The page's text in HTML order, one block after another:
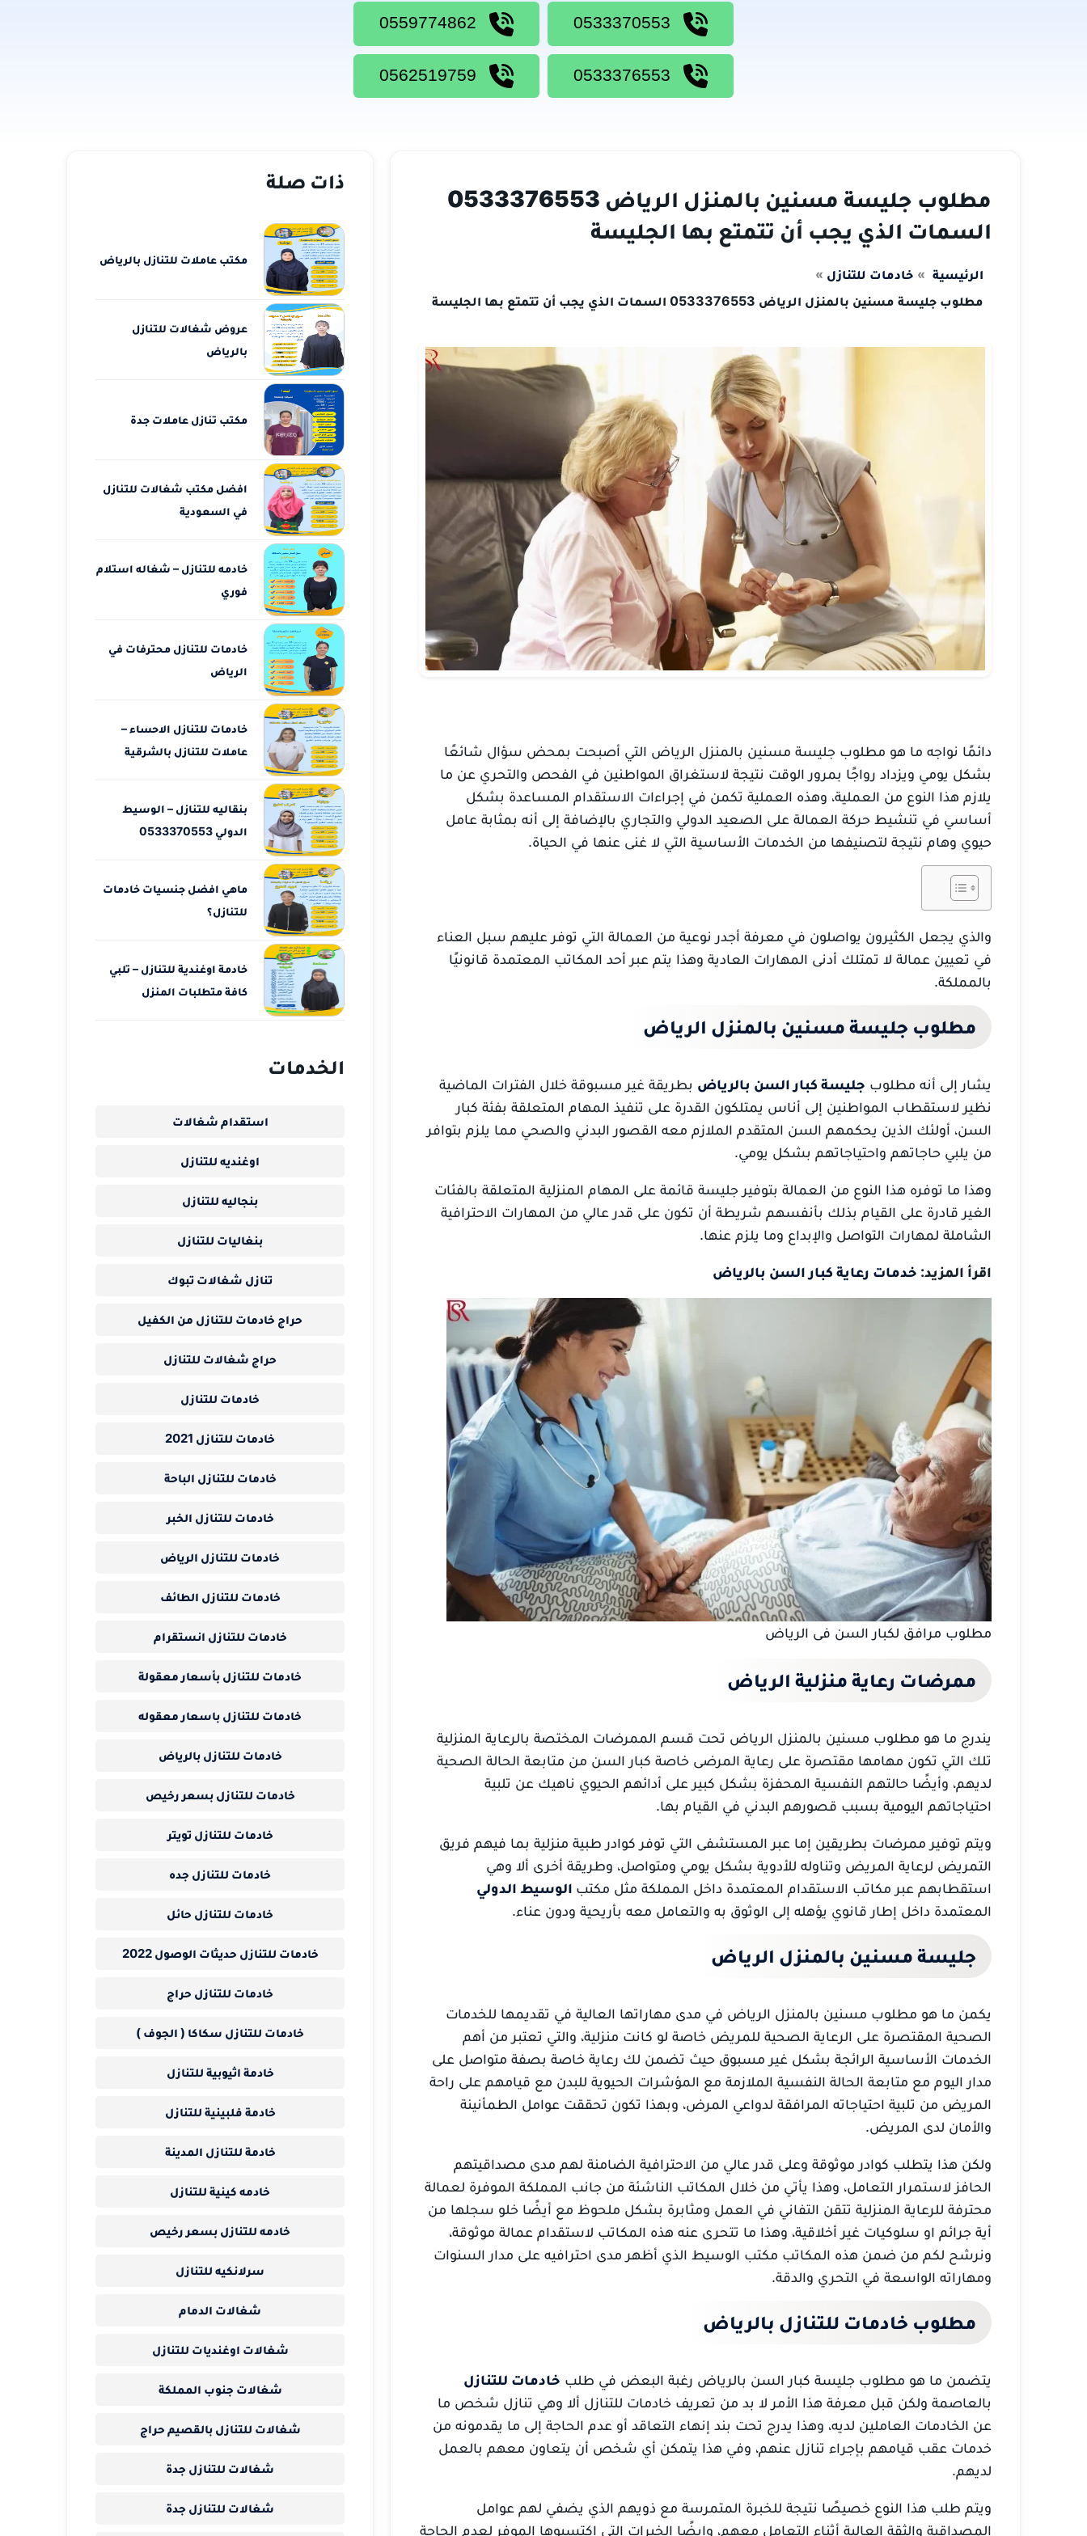
مطلوب جليسة مسنين بالمنزل الرياض 0533376553
السمات الذي يجب أن تتمتع بها الجليسة
الرئيسية
خادمات للتنازل
مطلوب جليسة مسنين بالمنزل الرياض 0533376553 السمات الذي يجب أن تتمتع بها الجليسة
دائمًا نواجه ما هو مطلوب جليسة مسنين بالمنزل الرياض التي أصبحت بمحض سؤال شائعًا
بشكل يومي ويزداد رواجًا بمرور الوقت نتيجة لاستغراق المواطنين في الفحص والتحري عن ما
يلازم هذا النوع من العملية، وهذه العملية تكمن في إجراءات الاستقدام المساعدة بشكل
أساسي في تنشيط حركة العمالة على الصعيد الدولي والتجاري بالإضافة إلى أنه بمثابة عامل
حيوي وهام نتيجة لتصنيفها من الخدمات الأساسية التي لا غنى عنها في الحياة.
والذي يجعل الكثيرون يواصلون في معرفة أجدر نوعية من العمالة التي توفر عليهم سبل العناء
في تعيين عمالة لا تمتلك أدنى المهارات العادية وهذا يتم عبر أحد المكاتب المعتمدة قانونيًا
بالمملكة.
مطلوب جليسة مسنين بالمنزل الرياض
يشار إلى أنه مطلوب جليسة كبار السن بالرياض بطريقة غير مسبوقة خلال الفترات الماضية
نظير لاستقطاب المواطنين إلى أناس يمتلكون القدرة على تنفيذ المهام المتعلقة بفئة كبار
السن، أولئك الذين يحكمهم السن المتقدم الملازم معه القصور البدني والصحي مما يلزم بتوافر
من يلبي حاجاتهم واحتياجاتهم بشكل يومي.
وهذا ما توفره هذا النوع من العمالة بتوفير جليسة قائمة على المهام المنزلية المتعلقة بالفئات
الغير قادرة على القيام بذلك بأنفسهم شريطة أن تكون على قدر عالي من المهارات الاحترافية
الشاملة لمهارات التواصل والإبداع وما يلزم عنها.
اقرأ المزيد: خدمات رعاية كبار السن بالرياض
مطلوب مرافق لكبار السن فى الرياض
ممرضات رعاية منزلية الرياض
يندرج ما هو مطلوب مسنين بالمنزل الرياض تحت قسم الممرضات المختصة بالرعاية المنزلية
تلك التي تكون مهامها مقتصرة على رعاية المرضى خاصة كبار السن من متابعة الحالة الصحية
لديهم، وأيضًا حالتهم النفسية المحفزة بشكل كبير على أدائهم الحيوي ناهيك عن تلبية
احتياجاتهم اليومية بسبب قصورهم البدني في القيام بها.
ويتم توفير ممرضات بطريقين إما عبر المستشفى التي توفر كوادر طبية منزلية بما فيهم فريق
التمريض لرعاية المريض وتناوله للأدوية بشكل يومي ومتواصل، وطريقة أخرى ألا وهي
استقطابهم عبر مكاتب الاستقدام المعتمدة داخل المملكة مثل مكتب الوسيط الدولي
المعتمدة داخل إطار قانوي يؤهله إلى الوثوق به والتعامل معه بأريحية ودون عناء.
جليسة مسنين بالمنزل الرياض
يكمن ما هو مطلوب مسنين بالمنزل الرياض في مدى مهاراتها العالية في تقديمها للخدمات
الصحية المقتصرة على الرعاية الصحية للمريض خاصة لو كانت منزلية، والتي تعتبر من أهم
الخدمات الأساسية الرائجة بشكل غير مسبوق حيث تضمن لك رعاية خاصة بصفة متواصل على
مدار اليوم مع متابعة الحالة النفسية الملازمة مع المؤشرات الحيوية للبدن مع قيامهم على راحة
المريض من تلبية احتياجاته المرافقة لدواعي المرض، وبهذا تكون تحققت عوامل الطمأنينة
والأمان لدى المريض.
ولكن هذا يتطلب كوادر موثوقة وعلى قدر عالي من الاحترافية الضامنة لهم مدى مصداقيتهم
الحافز لاستمرار التعامل، وهذا يأتي من خلال المكاتب الناشئة من جانب المملكة الموفرة لعمالة
محترفة للرعاية المنزلية تتقن التفاني في العمل ومثابرة بشكل ملحوظ مع أيضًا خلو سجلها من
أية جرائم او سلوكيات غير أخلاقية، وهذا ما تتحرى عنه هذه المكاتب لاستقدام عمالة موثوقة،
ونرشح لكم من ضمن هذه المكاتب مكتب الوسيط الذي أظهر مدى احترافيه على مدار السنوات
ومهاراته الواسعة في التحري والدقة.
مطلوب خادمات للتنازل بالرياض
يتضمن ما هو مطلوب جليسة كبار السن بالرياض رغبة البعض في طلب خادمات للتنازل
بالعاصمة ولكن قبل معرفة هذا الأمر لا بد من تعريف خادمات للتنازل ألا وهي تنازل شخص ما
عن الخادمات العاملين لديه، وهذا يدرج تحت بند إنهاء التعاقد أو عدم الحاجة إلى ما يقدمونه من
خدمات عقب قيامهم بإجراء تنازل عنهم، وفي هذا يتمكن أي شخص أن يتعاون معهم بالعمل
لديهم.
ويتم طلب هذا النوع خصيصًا نتيجة للخبرة المتمرسة مع ذويهم الذي يضفي لهم عوامل
المصداقية والثقة العالية أثناء التعامل معهم، وايضًا الخبرات التي اكتسبوها الموفر لعدم الحاجة
ذات صلة
مكتب عاملات للتنازل بالرياض
عروض شغالات للتنازل
بالرياض
مكتب تنازل عاملات جدة
افضل مكتب شغالات للتنازل
في السعودية
خادمه للتنازل – شغاله استلام
فوري
خادمات للتنازل محترفات في
الرياض
خادمات للتنازل الاحساء –
عاملات للتنازل بالشرقية
بنقاليه للتنازل – الوسيط
الدولي 0533370553
ماهي افضل جنسيات خادمات
للتنازل؟
خادمة اوغندية للتنازل – تلبي
كافة متطلبات المنزل
الخدمات
استقدام شغالات
اوغنديه للتنازل
بنجاليه للتنازل
بنغاليات للتنازل
تنازل شغالات تبوك
حراج خادمات للتنازل من الكفيل
حراج شغالات للتنازل
خادمات للتنازل
خادمات للتنازل 2021
خادمات للتنازل الباحة
خادمات للتنازل الخبر
خادمات للتنازل الرياض
خادمات للتنازل الطائف
خادمات للتنازل انستقرام
خادمات للتنازل بأسعار معقولة
خادمات للتنازل باسعار معقوله
خادمات للتنازل بالرياض
خادمات للتنازل بسعر رخيص
خادمات للتنازل تويتر
خادمات للتنازل جده
خادمات للتنازل حائل
خادمات للتنازل حديثات الوصول 2022
خادمات للتنازل حراج
خادمات للتنازل سكاكا ( الجوف )
خادمة اثيوبية للتنازل
خادمة فلبينية للتنازل
خادمة للتنازل المدينة
خادمه كينية للتنازل
خادمه للتنازل بسعر رخيص
سرلانكيه للتنازل
شغالات الدمام
شغالات اوغنديات للتنازل
شغالات جنوب المملكة
شغالات للتنازل بالقصيم حراج
شغالات للتنازل جدة
شغالات للتنازل جدة